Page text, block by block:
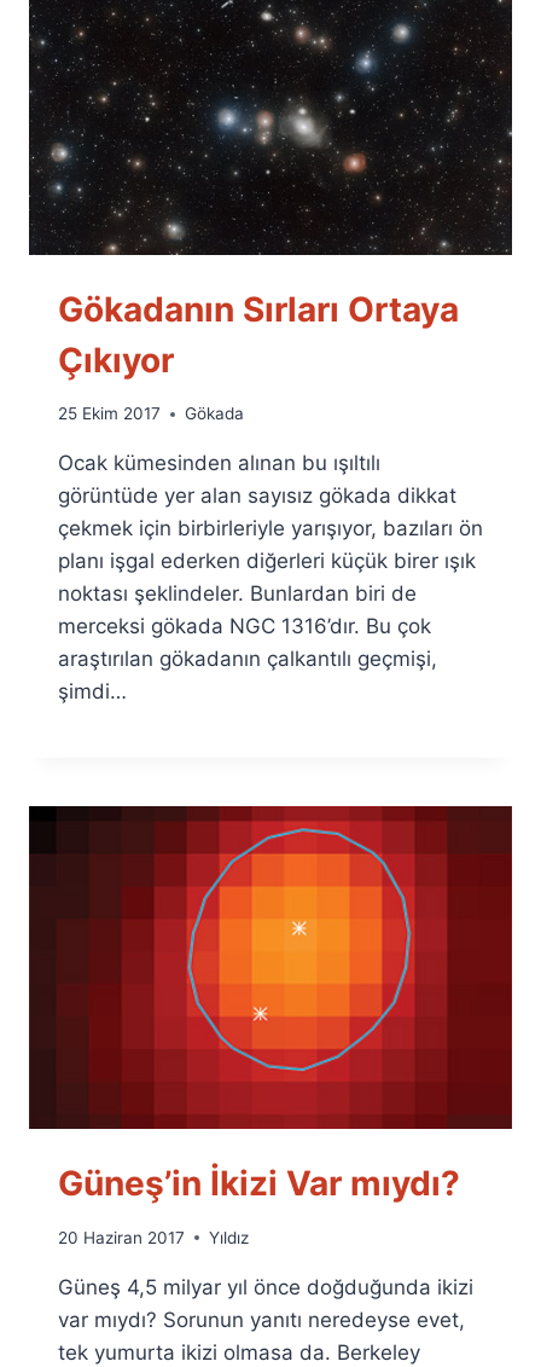
Gökadanın Sırları Ortaya
Çıkıyor
By
Fuat
Özyar
25 Ekim 2017 Gökada
Ocak kümesinden alınan bu ışıltılı
görüntüde yer alan sayısız gökada dikkat
çekmek için birbirleriyle yarışıyor, bazıları ön
planı işgal ederken diğerleri küçük birer ışık
noktası şeklindeler. Bunlardan biri de
merceksi gökada NGC 1316’dır. Bu çok
araştırılan gökadanın çalkantılı geçmişi,
şimdi…
Güneş’in İkizi Var mıydı?
By
Fuat
Özyar
20 Haziran 2017 Yıldız
Güneş 4,5 milyar yıl önce doğduğunda ikizi
var mıydı? Sorunun yanıtı neredeyse evet,
tek yumurta ikizi olmasa da. Berkeley